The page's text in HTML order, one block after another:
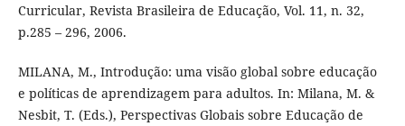
Curricular, Revista Brasileira de Educação, Vol. 11, n. 32,
p.285 – 296, 2006.
MILANA, M., Introdução: uma visão global sobre educação
e políticas de aprendizagem para adultos. In: Milana, M. &
Nesbit, T. (Eds.), Perspectivas Globais sobre Educação de